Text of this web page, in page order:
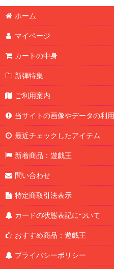
ホーム
マイページ
カートの中身
新弾特集
ご利用案内
当サイトの画像やデータの利
最近チェックしたアイテム
新着商品：遊戯王
問い合わせ
特定商取引法表示
カードの状態表記について
おすすめ商品：遊戯王
プライバシーポリシー